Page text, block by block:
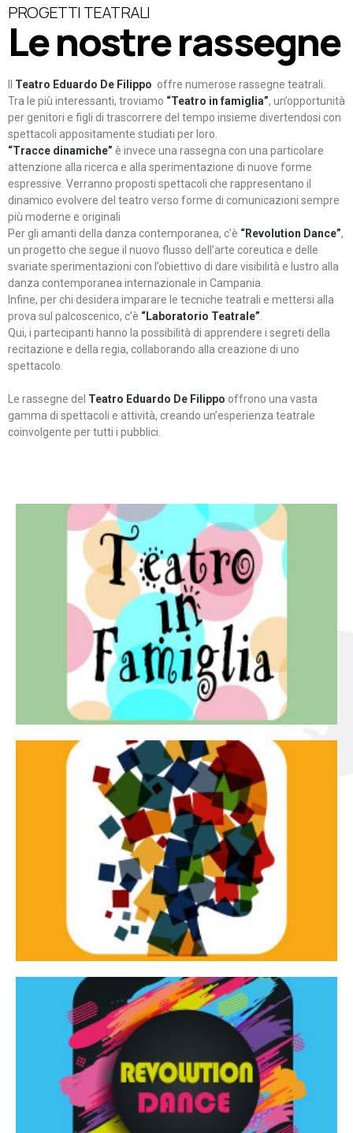
PROGETTI TEATRALI
Le nostre rassegne
Teatro Eduardo De Filippo offre numerose rassegne teatrali.
Tra le più interessanti, troviamo “Teatro in famiglia”, un’opportunità
per genitori e figli di trascorrere del tempo insieme divertendosi con
spettacoli appositamente studiati per loro.
“Tracce dinamiche” è invece una rassegna con una particolare
attenzione alla ricerca e alla sperimentazione di nuove forme
espressive. Verranno proposti spettacoli che rappresentano il
dinamico evolvere del teatro verso forme di comunicazioni sempre
più moderne e originali
Per gli amanti della danza contemporanea, c’è “Revolution Dance”,
un progetto che segue il nuovo flusso dell’arte coreutica e delle
svariate sperimentazioni con l’obiettivo di dare visibilità e lustro alla
danza contemporanea internazionale in Campania.
Infine, per chi desidera imparare le tecniche teatrali e mettersi alla
prova sul palcoscenico, c’è “Laboratorio Teatrale”
Qui, i partecipanti hanno la possibilità di apprendere i segreti della
recitazione e della regia, collaborando alla creazione di uno
spettacolo.
Le rassegne del Teatro Eduardo De Filippo offrono una vasta
gamma di spettacoli e attività, creando un’esperienza teatrale
coinvolgente per tutti i pubblici.
Teatro in famiglia
Teatro In Famiglia è una rassegna di teatro concepita
per far condividere e godere del teatro all’intera
famiglia.
Continua
Tracce dinamiche
Tracce Dinamiche è una rassegna di teatro
d’innovazione e sperimentale.
Continua
Revolution Dance
Rassegna di danza contemporanea – I Edizione